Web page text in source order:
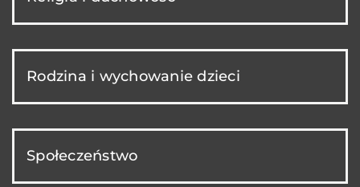
Rodzina i wychowanie dzieci
Społeczeństwo